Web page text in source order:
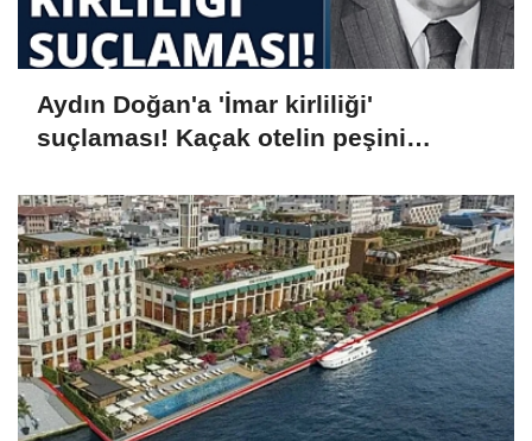
Aydın Doğan'a 'İmar kirliliği'
suçlaması! Kaçak otelin peşini